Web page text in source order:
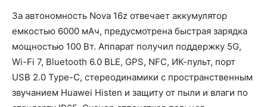
За автономность Nova 16z отвечает аккумулятор
емкостью 6000 мАч, предусмотрена быстрая зарядка
мощностью 100 Вт. Аппарат получил поддержку 5G,
Wi-Fi 7, Bluetooth 6.0 BLE, GPS, NFC, ИК-пульт, порт
USB 2.0 Type-C, стереодинамики с пространственным
звучанием Huawei Histen и защиту от пыли и влаги по